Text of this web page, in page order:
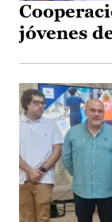
jóvenes